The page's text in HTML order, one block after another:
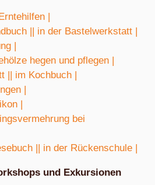
|
|| in der Bastelwerkstatt |
|
hegen und pflegen |
|| im Kochbuch |
|
|
bei
|| in der Rückenschule |
und Exkursionen